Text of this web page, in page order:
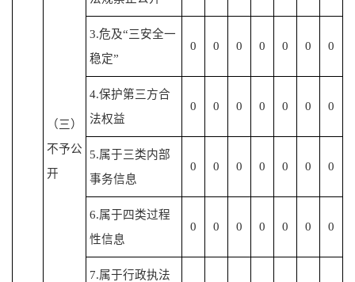
（三）
不予公
开
3.危及“三安全一
稳定”
0 0 0 0 0 0 0
4.保护第三方合
法权益
0 0 0 0 0 0 0
5.属于三类内部
事务信息
0 0 0 0 0 0 0
6.属于四类过程
性信息
0 0 0 0 0 0 0
7.属于行政执法